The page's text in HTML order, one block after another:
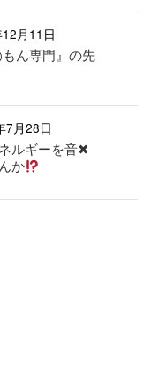
月11日
ん専門』の先
7月28日
ルギーを音✖︎
か